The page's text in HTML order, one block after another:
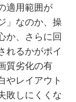
適用範囲が
」なのか、操
か、さらに回
れるかがポイ
質劣化の有
やレイアウト
敗しにくくな